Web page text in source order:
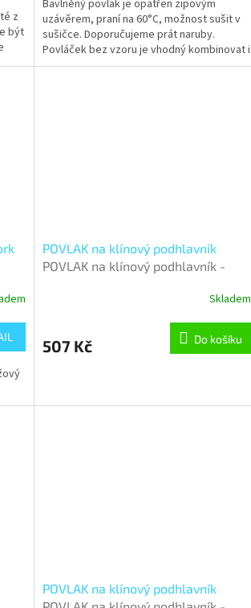
z
být
Bavlněný povlak je opatřen zipovým
uzávěrem, praní na 60°C, možnost sušit v
sušičce. Doporučujeme prát naruby.
Povláček bez vzoru je vhodný kombinovat i
s ložním povlečením....
POVLAK na klínový podhlavník
POVLAK na klínový podhlavník -
Skladem
507 Kč Do košíku
POVLAK na klínový podhlavník